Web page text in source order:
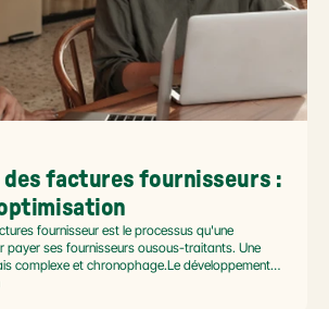
factures fournisseurs :
fournisseur est le processus qu'une
payer ses fournisseurs ousous-traitants. Une
complexe et chronophage.Le développement
gestion des factures fournisseurs offre de